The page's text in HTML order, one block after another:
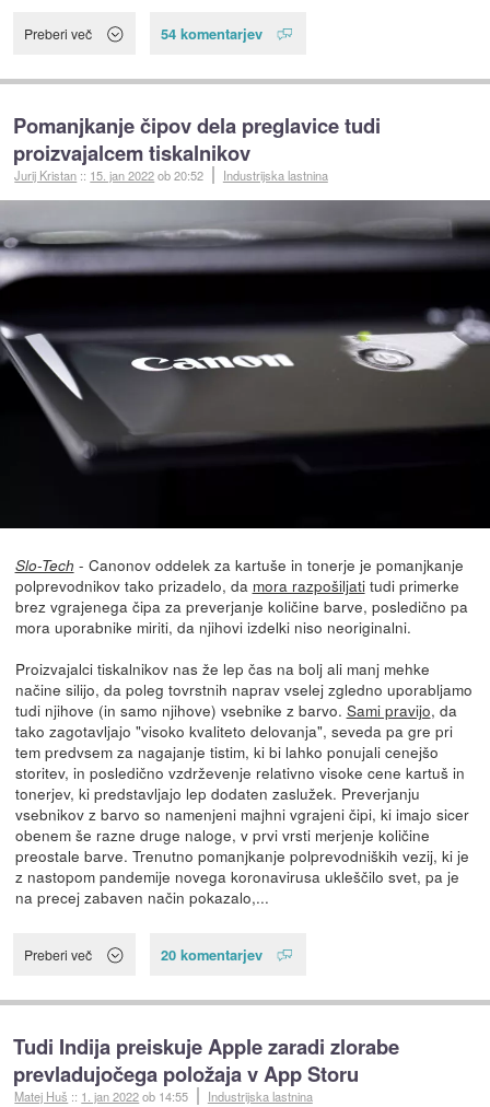
Preberi več 54 komentarjev
Pomanjkanje čipov dela preglavice tudi
proizvajalcem tiskalnikov
Jurij Kristan :: 15. jan 2022ob 20:52 Industrijska lastnina
Slo-Tech - Canonov oddelek za kartuše in tonerje je pomanjkanje
polprevodnikov tako prizadelo, da mora razpošiljatitudi primerke
brez vgrajenega čipa za preverjanje količine barve, posledično pa
mora uporabnike miriti, da njihovi izdelki niso neoriginalni.
Proizvajalci tiskalnikov nas že lep čas na bolj ali manj mehke
načine silijo, da poleg tovrstnih naprav vselej zgledno uporabljamo
tudi njihove (in samo njihove) vsebnike z barvo. Sami pravijo, da
tako zagotavljajo "visoko kvaliteto delovanja", seveda pa gre pri
tem predvsem za nagajanje tistim, ki bi lahko ponujali cenejšo
storitev, in posledično vzdrževenje relativno visoke cene kartuš in
tonerjev, ki predstavljajo lep dodaten zaslužek. Preverjanju
vsebnikov z barvo so namenjeni majhni vgrajeni čipi, ki imajo sicer
obenem še razne druge naloge, v prvi vrsti merjenje količine
preostale barve. Trenutno pomanjkanje polprevodniških vezij, ki je
z nastopom pandemije novega koronavirusa ukleščilo svet, pa je
na precej zabaven način pokazalo,...
Preberi več 20 komentarjev
Tudi Indija preiskuje Apple zaradi zlorabe
prevladujočega položaja v App Storu
Matej Huš :: 1. jan 2022ob 14:55 Industrijska lastnina